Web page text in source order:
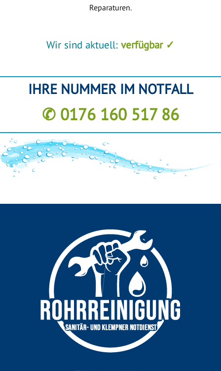
Reparaturen.
Wir sind aktuell: verfügbar ✓
IHRE NUMMER IM NOTFALL
✆ 0176 160 517 86